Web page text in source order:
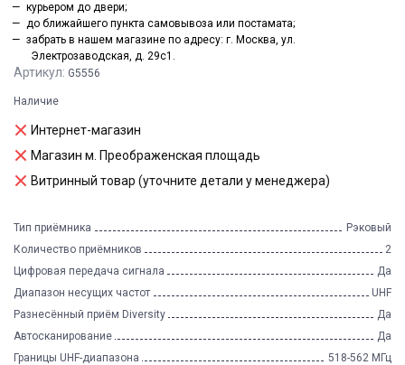
Артикул: G5556
Наличие
Интернет-магазин
Магазин м. Преображенская площадь
Витринный товар (уточните детали у менеджера)
Тип приёмника
Рэковый
Количество приёмников
2
Цифровая передача сигнала
Да
Диапазон несущих частот
UHF
Разнесённый приём Diversity
Да
Автосканирование
Да
Границы UHF-диапазона
518-562 МГц
курьером до двери;
до ближайшего пункта самовывоза или постамата;
забрать в нашем магазине по адресу: г. Москва, ул.
Электрозаводская, д. 29с1.